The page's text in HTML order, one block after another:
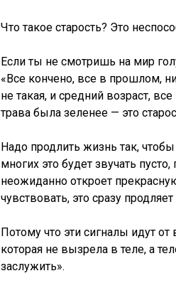
Что такое старость? Это
Если ты не смотришь на мир
«Все кончено, все в прошлом,
не такая, и средний возраст,
трава была зеленее — это
Надо продлить жизнь так,
многих это будет звучать
неожиданно откроет
чувствовать, это сразу
Потому что эти сигналы идут от
которая не вызрела в теле, а
заслужить».